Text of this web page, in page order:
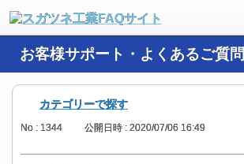
お客様サポート・よくあるご質問
カテゴリーで探す
No : 1344 公開日時 : 2020/07/06 16:49